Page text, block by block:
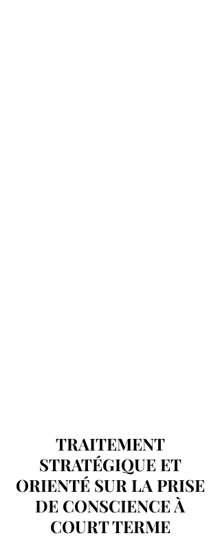
TRAITEMENT
STRATÉGIQUE ET
ORIENTÉ SUR LA PRISE
DE CONSCIENCE À
COURT TERME